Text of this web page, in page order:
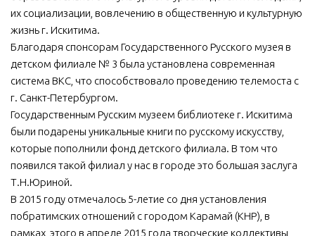
их социализации, вовлечению в общественную и культурную
жизнь г. Искитима.
Благодаря спонсорам Государственного Русского музея в
детском филиале № 3 была установлена современная
система ВКС, что способствовало проведению телемоста с
г. Санкт-Петербургом.
Государственным Русским музеем библиотеке г. Искитима
были подарены уникальные книги по русскому искусству,
которые пополнили фонд детского филиала. В том что
появился такой филиал у нас в городе это большая заслуга
Т.Н.Юриной.
В 2015 году отмечалось 5-летие со дня установления
побратимских отношений с городом Карамай (КНР), в
рамках этого в апреле 2015 года творческие коллективы